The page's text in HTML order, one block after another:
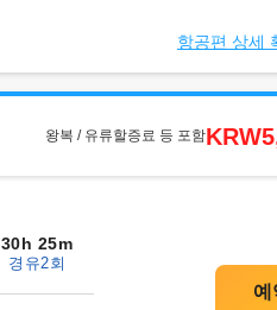
항공편 상세
왕복 / 유류할증료 등 포함
30h 25m
경유2회